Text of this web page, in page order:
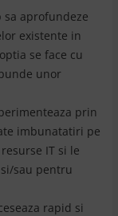
sa aprofundeze
existente in
se face cu
unor
prin
imbunatatiri pe
IT si le
sau pentru
rapid si